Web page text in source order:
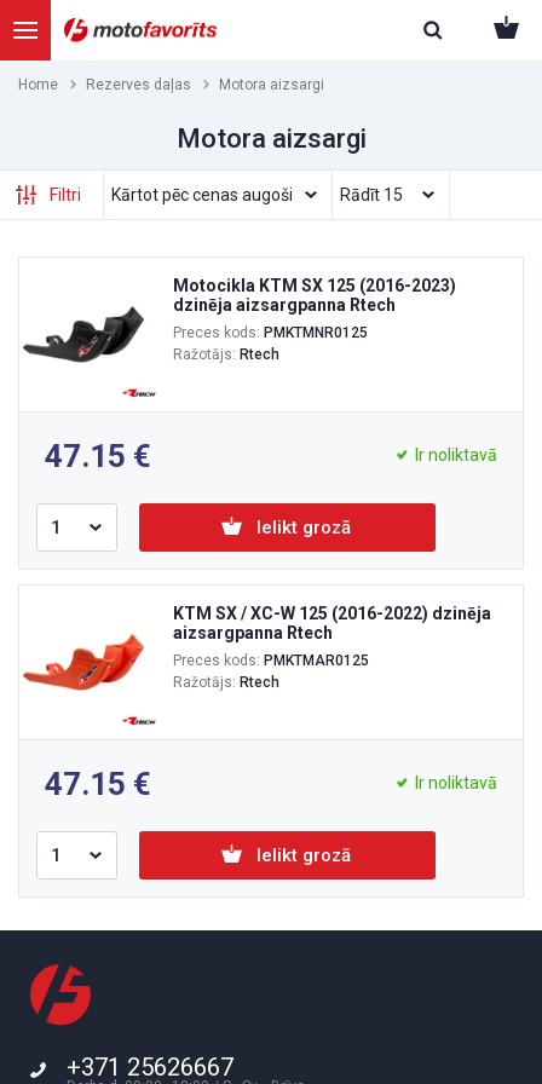
Home Rezerves daļas Motora aizsargi
Motora aizsargi
Filtri
Motocikla KTM SX 125 (2016-2023)
dzinēja aizsargpanna Rtech
Preces kods: PMKTMNR0125
Ražotājs: Rtech
47.15 Ir noliktavā
Ielikt grozā
KTM SX / XC-W 125 (2016-2022) dzinēja
aizsargpanna Rtech
Preces kods: PMKTMAR0125
Ražotājs: Rtech
47.15 Ir noliktavā
Ielikt grozā
+371 25626667